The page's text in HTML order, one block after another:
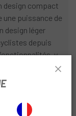
design compact
puissance de
design léger
depuis
y
5 Air Mips avec
système de
les forces